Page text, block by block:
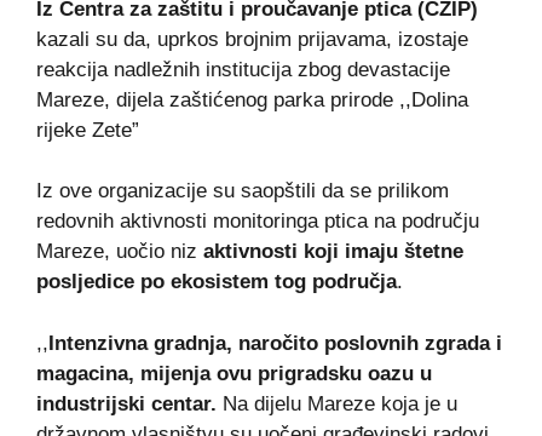
Iz Centra za zaštitu i proučavanje ptica (CZIP)
kazali su da, uprkos brojnim prijavama, izostaje
reakcija nadležnih institucija zbog devastacije
Mareze, dijela zaštićenog parka prirode ,,Dolina
rijeke Zete”
Iz ove organizacije su saopštili da se prilikom
redovnih aktivnosti monitoringa ptica na području
Mareze, uočio niz aktivnosti koji imaju štetne
posljedice po ekosistem tog područja.
,,Intenzivna gradnja, naročito poslovnih zgrada i
magacina, mijenja ovu prigradsku oazu u
industrijski centar. Na dijelu Mareze koja je u